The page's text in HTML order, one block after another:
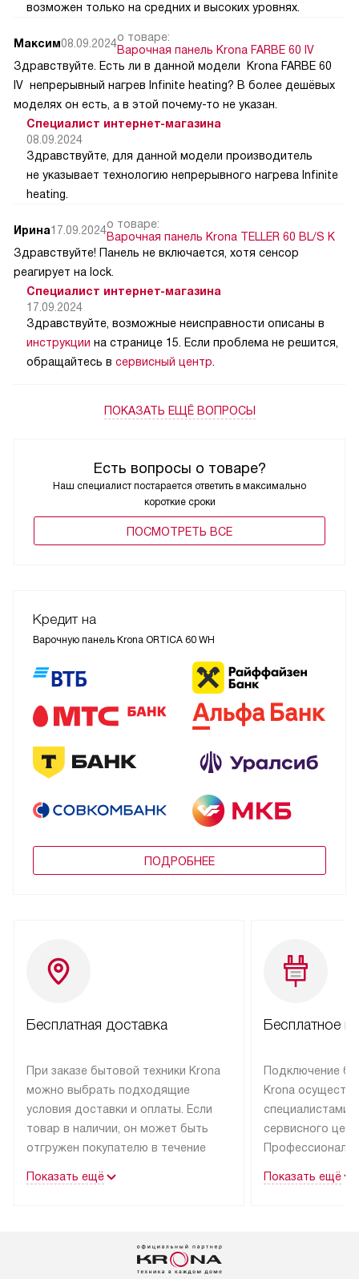
Есть вопросы о товаре?
Наш специалист постарается ответить в максимально
короткие сроки
ПОCМОТРЕТЬ ВСЕ
возможен только на средних и высоких уровнях.
Максим08.09.2024о товаре:
Варочная панель Krona FARBE 60 IV
Здравствуйте. Есть ли в данной модели Krona FARBE 60
IV непрерывный нагрев Infinite heating? В более дешёвых
моделях он есть, а в этой почему-то не указан.
Специалист интернет-магазина
08.09.2024
Здравствуйте, для данной модели производитель
не указывает технологию непрерывного нагрева Infinite
heating.
Ирина17.09.2024о товаре:
Варочная панель Krona TELLER 60 BL/S K
Здравствуйте! Панель не включается, хотя сенсор
реагирует на lock.
Специалист интернет-магазина
17.09.2024
Здравствуйте, возможные неисправности описаны в
инструкции на странице 15. Если проблема не решится,
обращайтесь в сервисный центр
ПОКАЗАТЬ ЕЩЁ ВОПРОСЫ
Кредит на
Варочную панель Krona ORTICA 60 WH
ПОДРОБНЕЕ
Бесплатная доставка
При заказе бытовой техники Krona
можно выбрать подходящие
условия доставки и оплаты. Если
товар в наличии, он может быть
отгружен покупателю в течение
оплачивается дополнительно.
Возможна доставка товаров
Показать ещё
Бесплатное
Подключение
Krona
специалистами
сервисного
эксплуатации
Показать ещё